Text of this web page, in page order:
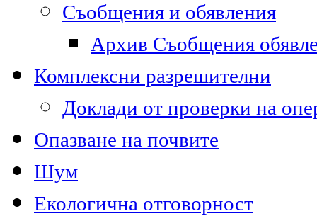
Съобщения и обявления
Архив Съобщения
Комплексни разрешителни
Доклади от проверки на
Опазване на почвите
Шум
Екологична отговорност